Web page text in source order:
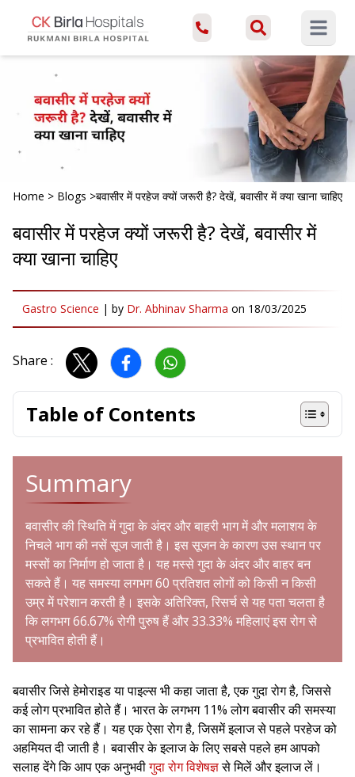
Open
Home > Blogs >बवासीर में परहेज क्यों जरूरी है? देखें, बवासीर में क्या खाना चाहिए
बवासीर में परहेज क्यों जरूरी है? देखें, बवासीर में
क्या खाना चाहिए
Gastro Science | by Dr. Abhinav Sharma on 18/03/2025
Share :
Table of Contents
Summary
बवासीर की स्थिति में गुदा के अंदर और बाहरी भाग में और मलाशय के
निचले भाग की नसें सूज जाती है। इस सूजन के कारण उस स्थान पर
मस्सों का निर्माण हो जाता है। यह मस्से गुदा के अंदर और बाहर बन
सकते हैं। यह समस्या लगभग 60 प्रतिशत लोगों को किसी न किसी
उम्र में परेशान करती है। इसके अतिरिक्त, रिसर्च से यह पता चलता है
कि लगभग 66.67% रोगी पुरुष हैं और 33.33% महिलाएं इस रोग से
प्रभावित होती हैं।
बवासीर जिसे हेमोराइड या पाइल्स भी कहा जाता है, एक गुदा रोग है, जिससे
कई लोग प्रभावित होते हैं। भारत के लगभग 11% लोग बवासीर की समस्या
का सामना कर रहे हैं। यह एक ऐसा रोग है, जिसमें इलाज से पहले परहेज को
अहमियत दी जाती है। बवासीर के इलाज के लिए सबसे पहले हम आपको
सलाह देंगे कि आप एक अनुभवीगुदा रोग विशेषज्ञसे मिलें और इलाज लें।